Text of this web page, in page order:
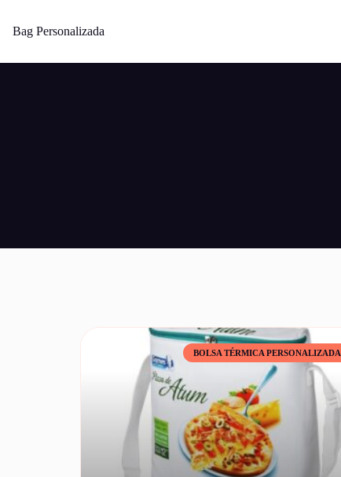
Bag Personalizada
BOLSA TÉRMICA PERSONALIZADA